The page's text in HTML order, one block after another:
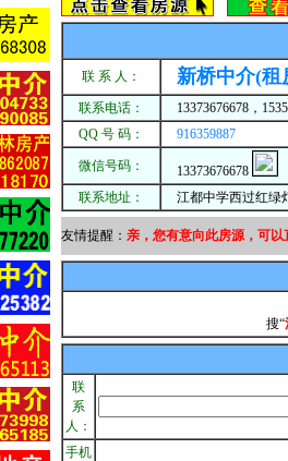
联 系 人： 新桥中介(租
联系电话：
13373676678，
QQ 号 码：
916359887
微信号码：
13373676678
联系地址：
江都中学西过红绿
友情提醒： 亲，您有意向此房源，可
搜“
联
系
人：
手机